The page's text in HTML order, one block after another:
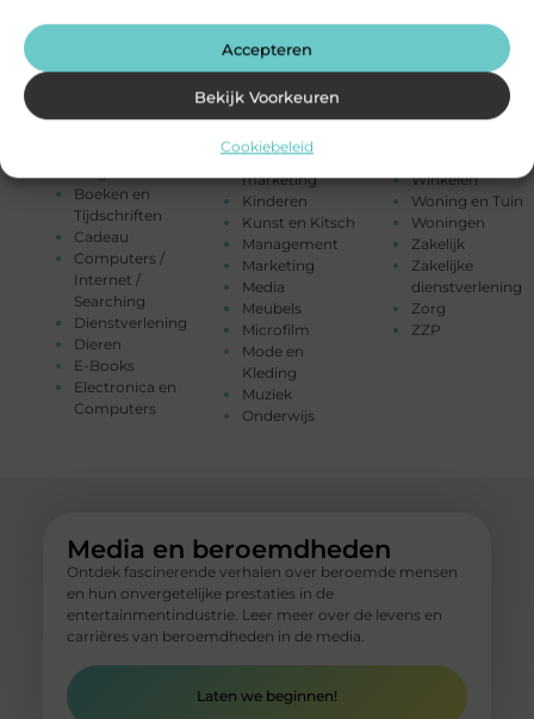
Accepteren
Bekijk Voorkeuren
Cookiebeleid
Motoren
Boeken en
Tijdschriften
Cadeau
Computers /
Internet /
Searching
Dienstverlening
Dieren
E-Books
Electronica en
Computers
tijd
Horeca
Huishoudelijk
Humor
Internet
marketing
Kinderen
Kunst en Kitsch
Management
Marketing
Media
Meubels
Microfilm
Mode en
Kleding
Muziek
Onderwijs
Tuin en
Tweewielers
Verbouwen
Winkelen
Woning en Tuin
Woningen
Zakelijk
Zakelijke
dienstverlening
Zorg
ZZP
Media en beroemdheden
Ontdek fascinerende verhalen over beroemde mensen
en hun onvergetelijke prestaties in de
entertainmentindustrie. Leer meer over de levens en
carrières van beroemdheden in de media.
Laten we beginnen!